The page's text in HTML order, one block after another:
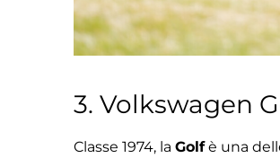
3. Volkswagen
Classe 1974, la Golfè una